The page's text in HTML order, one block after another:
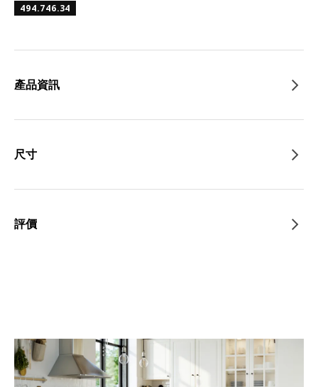
494.746.34
產品資訊
尺寸
評價